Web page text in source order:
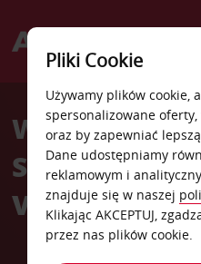
Welcome
Avis
Vigfastgatan
Pliki Cookie
Używamy plików cookie,
spersonalizowane
oraz by zapewniać
Dane udostępniamy
reklamowym i
znajduje się w naszej
Klikając AKCEPTUJ,
przez nas plików cookie.